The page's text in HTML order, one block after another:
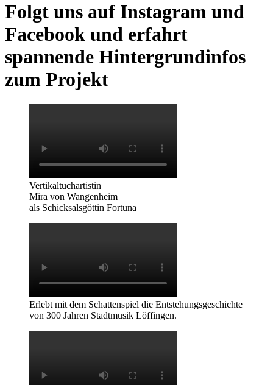
Folgt uns auf Instagram und
Facebook und erfahrt
spannende Hintergrundinfos
zum Projekt
Vertikaltuchartistin
Mira von Wangenheim
als Schicksalsgöttin Fortuna
Erlebt mit dem Schattenspiel die Entstehungsgeschichte
von 300 Jahren Stadtmusik Löffingen.